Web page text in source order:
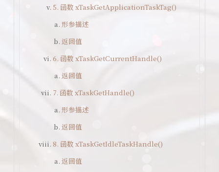
5. 函数 xTaskGetApplicationTaskTag()
形参描述
返回值
6. 函数 xTaskGetCurrentHandle()
返回值
7. 函数 xTaskGetHandle()
形参描述
返回值
8. 函数 xTaskGetIdleTaskHandle()
返回值